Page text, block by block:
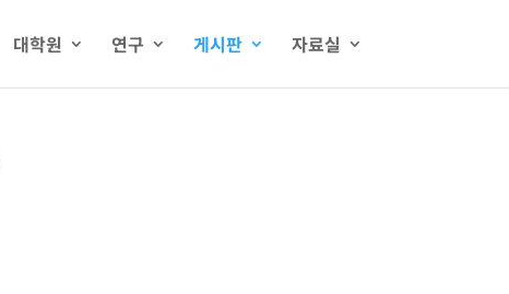
대학원 연구 게시판 자료실